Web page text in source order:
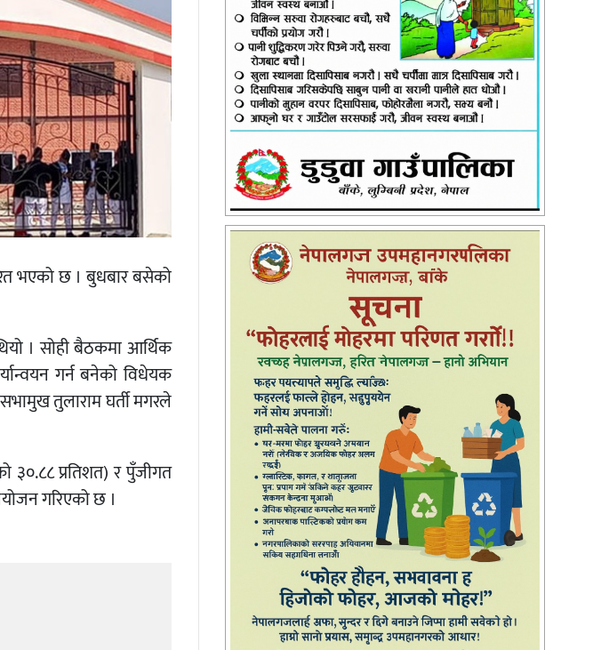
भएको छ । बुधबार बसेको
। सोही बैठकमा आर्थिक
गर्न बनेको विधेयक
सभामुख तुलाराम घर्ती मगरले
प्रतिशत) र पुँजीगत
गरिएको छ ।